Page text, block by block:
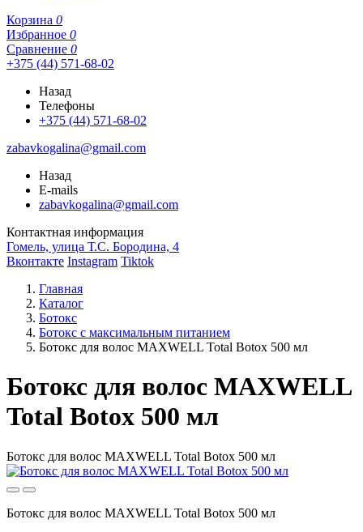
Корзина 0
Избранное 0
Сравнение 0
+375 (44) 571-68-02
Назад
Телефоны
+375 (44) 571-68-02
zabavkogalina@gmail.com
Назад
E-mails
zabavkogalina@gmail.com
Контактная информация
Гомель, улица Т.С. Бородина, 4
Вконтакте Instagram Tiktok
Главная
Каталог
Ботокс
Ботокс с максимальным питанием
Ботокс для волос MAXWELL Total Botox 500 мл
Ботокс для волос MAXWELL
Total Botox 500 мл
Ботокс для волос MAXWELL Total Botox 500 мл
Ботокс для волос MAXWELL Total Botox 500 мл